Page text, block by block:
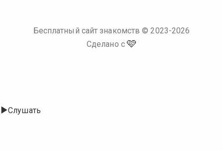
Бесплатный сайт знакомств © 2023-2026
Сделано с 🩷
Слушать